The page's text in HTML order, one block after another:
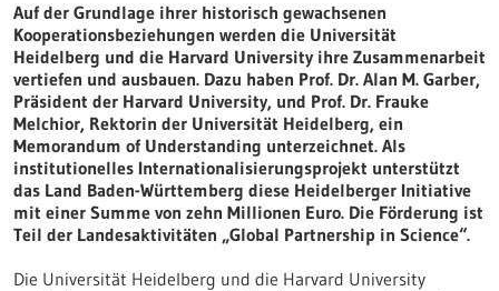
Auf der Grundlage ihrer historisch gewachsenen
Kooperationsbeziehungen werden die Universität
Heidelberg und die Harvard University ihre Zusammenarbeit
vertiefen und ausbauen. Dazu haben Prof. Dr. Alan M. Garber,
Präsident der Harvard University, und Prof. Dr. Frauke
Melchior, Rektorin der Universität Heidelberg, ein
Memorandum of Understanding unterzeichnet. Als
institutionelles Internationalisierungsprojekt unterstützt
das Land Baden-Württemberg diese Heidelberger Initiative
mit einer Summe von zehn Millionen Euro. Die Förderung ist
Teil der Landesaktivitäten „Global Partnership in Science“.
Die Universität Heidelberg und die Harvard University